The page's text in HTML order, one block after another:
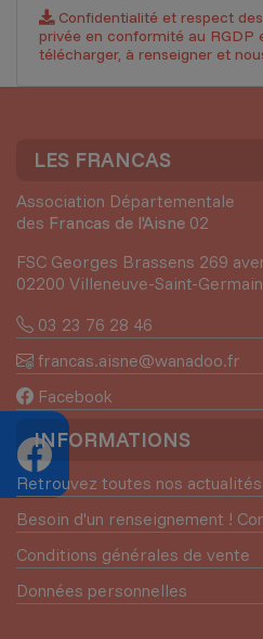
Confidentialité et respect
privée en conformité au RGDP
télécharger, à renseigner et
LES FRANCAS
Association Départementale
des Francas de l'Aisne 02
FSC Georges Brassens 269
02200 Villeneuve-Saint-Germain
03 23 76 28 46
francas.aisne@wanadoo.fr
Facebook
INFORMATIONS
Retrouvez toutes nos actualités
Besoin d'un renseignement !
Conditions générales de vente
Données personnelles